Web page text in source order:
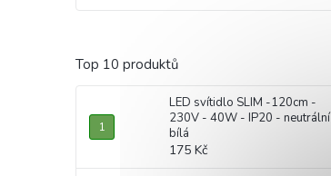
Top 10 produktů
LED svítidlo SLIM -120cm -
230V - 40W - IP20 - neutrální
bílá
175 Kč